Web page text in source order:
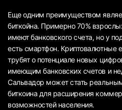
Еще одним преимуществом
биткойна. Примерно 70%
имеют банковского счета, но у
есть смартфон. Криптовалютные
трубят о потенциале новых
имеющим банковских счетов и
Сальвадор может стать
биткоина для расширения
возможностей населения.